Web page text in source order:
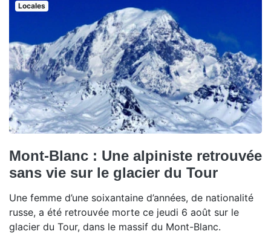
Locales
Mont-Blanc : Une alpiniste retrouvée
sans vie sur le glacier du Tour
Une femme d’une soixantaine d’années, de nationalité
russe, a été retrouvée morte ce jeudi 6 août sur le
glacier du Tour, dans le massif du Mont-Blanc.